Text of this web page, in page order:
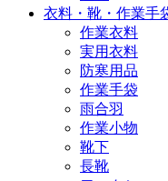
衣料・靴・作業手
作業衣料
実用衣料
防寒用品
作業手袋
雨合羽
作業小物
靴下
長靴